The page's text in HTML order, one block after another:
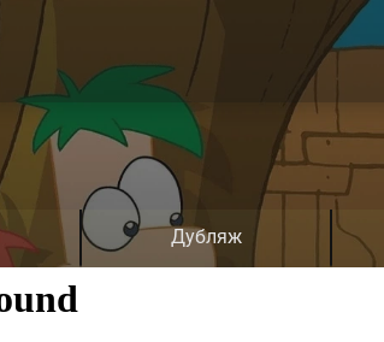
Дубляж